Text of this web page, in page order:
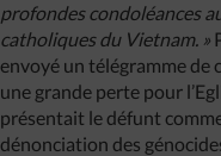
profondes condoléances
catholiques du Vietnam. »
envoyé un télégramme de
une grande perte pour
présentait le défunt
dénonciation des